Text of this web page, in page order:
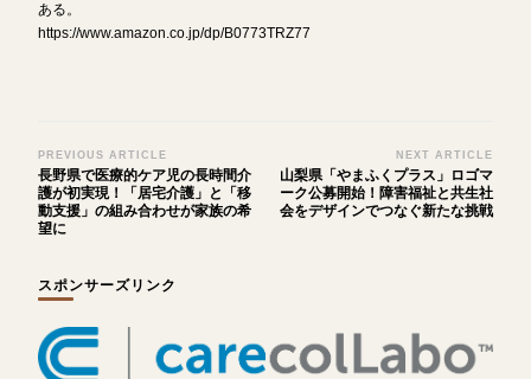
ある。
https://www.amazon.co.jp/dp/B0773TRZ77
Post
Navigation
PREVIOUS ARTICLE
長野県で医療的ケア児の長時間介
護が初実現！「居宅介護」と「移
動支援」の組み合わせが家族の希
望に
NEXT ARTICLE
山梨県「やまふくプラス」ロゴマ
ーク公募開始！障害福祉と共生社
会をデザインでつなぐ新たな挑戦
スポンサーズリンク